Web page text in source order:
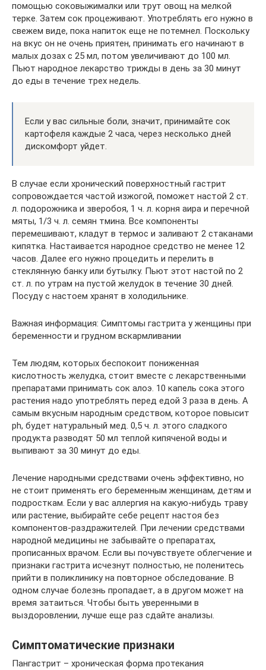
помощью соковыжималки или трут овощ на мелкой
терке. Затем сок процеживают. Употреблять его нужно в
свежем виде, пока напиток еще не потемнел. Поскольку
на вкус он не очень приятен, принимать его начинают в
малых дозах с 25 мл, потом увеличивают до 100 мл.
Пьют народное лекарство трижды в день за 30 минут
до еды в течение трех недель.
Если у вас сильные боли, значит, принимайте сок
картофеля каждые 2 часа, через несколько дней
дискомфорт уйдет.
В случае если хронический поверхностный гастрит
сопровождается частой изжогой, поможет настой 2 ст.
л. подорожника и зверобоя, 1 ч. л. корня аира и перечной
мяты, 1/3 ч. л. семян тмина. Все компоненты
перемешивают, кладут в термос и заливают 2 стаканами
кипятка. Настаивается народное средство не менее 12
часов. Далее его нужно процедить и перелить в
стеклянную банку или бутылку. Пьют этот настой по 2
ст. л. по утрам на пустой желудок в течение 30 дней.
Посуду с настоем хранят в холодильнике.
Важная информация: Симптомы гастрита у женщины при
беременности и грудном вскармливании
Тем людям, которых беспокоит пониженная
кислотность желудка, стоит вместе с лекарственными
препаратами принимать сок алоэ. 10 капель сока этого
растения надо употреблять перед едой 3 раза в день. А
самым вкусным народным средством, которое повысит
ph, будет натуральный мед. 0,5 ч. л. этого сладкого
продукта разводят 50 мл теплой кипяченой воды и
выпивают за 30 минут до еды.
Лечение народными средствами очень эффективно, но
не стоит применять его беременным женщинам, детям и
подросткам. Если у вас аллергия на какую-нибудь траву
или растение, выбирайте себе рецепт настоя без
компонентов-раздражителей. При лечении средствами
народной медицины не забывайте о препаратах,
прописанных врачом. Если вы почувствуете облегчение и
признаки гастрита исчезнут полностью, не поленитесь
прийти в поликлинику на повторное обследование. В
одном случае болезнь пропадает, а в другом может на
время затаиться. Чтобы быть уверенными в
выздоровлении, лучше еще раз сдайте анализы.
Симптоматические признаки
Пангастрит – хроническая форма протекания